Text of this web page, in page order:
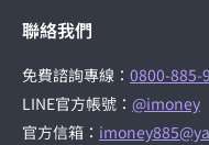
聯絡我們
免費諮詢專線： 0800-885-
LINE官方帳號： @imoney
官方信箱：